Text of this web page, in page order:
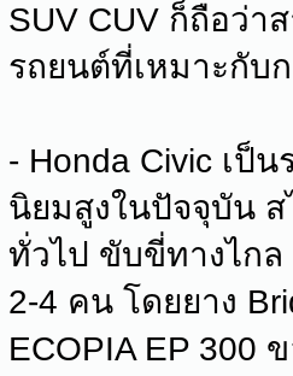
SUV CUV ก็ถือว่า
รถยนต์ที่เหมาะกับ
- Honda Civic เป็
นิยมสูงในปัจจุบัน
ทั่วไป ขับขี่ทางไก
2-4 คน โดยยาง
ECOPIA EP 300